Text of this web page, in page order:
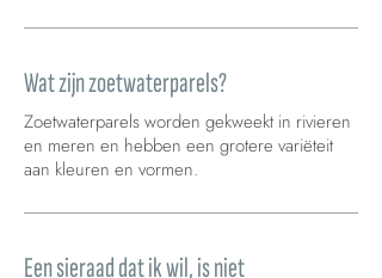
Wat zijn zoetwaterparels?
Zoetwaterparels worden gekweekt in rivieren
en meren en hebben een grotere variëteit
aan kleuren en vormen.
Een sieraad dat ik wil, is niet